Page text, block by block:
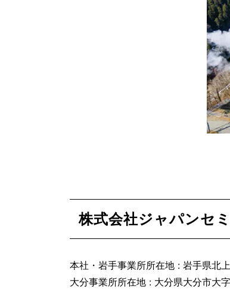
株式会社ジャパンセ
本社・岩手事業所所在地 : 岩手県北
大分事業所所在地 : 大分県大分市大